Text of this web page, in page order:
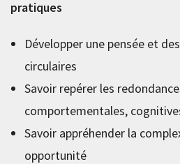
pratiques
Développer une pensée et
circulaires
Savoir repérer les
comportementales,
Savoir appréhender la
opportunité